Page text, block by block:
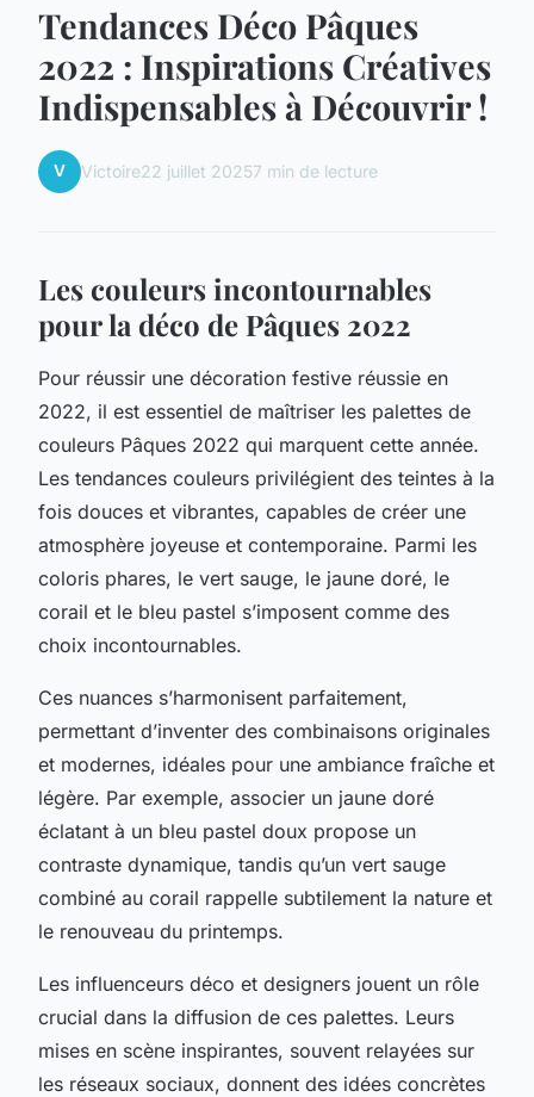
Tendances Déco Pâques
2022 : Inspirations Créatives
Indispensables à Découvrir !
V Victoire22 juillet 20257 min de lecture
Les couleurs incontournables
pour la déco de Pâques 2022
Pour réussir une décoration festive réussie en
2022, il est essentiel de maîtriser les palettes de
couleurs Pâques 2022 qui marquent cette année.
Les tendances couleurs privilégient des teintes à la
fois douces et vibrantes, capables de créer une
atmosphère joyeuse et contemporaine. Parmi les
coloris phares, le vert sauge, le jaune doré, le
corail et le bleu pastel s’imposent comme des
choix incontournables.
Ces nuances s’harmonisent parfaitement,
permettant d’inventer des combinaisons originales
et modernes, idéales pour une ambiance fraîche et
légère. Par exemple, associer un jaune doré
éclatant à un bleu pastel doux propose un
contraste dynamique, tandis qu’un vert sauge
combiné au corail rappelle subtilement la nature et
le renouveau du printemps.
Les influenceurs déco et designers jouent un rôle
crucial dans la diffusion de ces palettes. Leurs
mises en scène inspirantes, souvent relayées sur
les réseaux sociaux, donnent des idées concrètes